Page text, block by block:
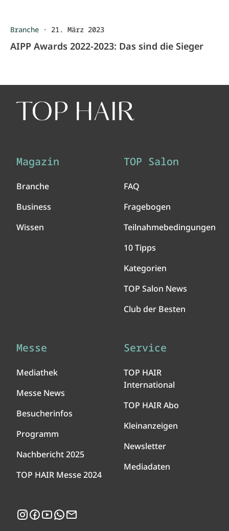
Branche · 21. März 2023
AIPP Awards 2022-2023: Das sind die Sieger
Magazin
Branche
Business
Wissen
TOP Salon
FAQ
Fragebogen
Teilnahmebedingungen
10 Tipps
Kategorien
TOP Salon News
Club der Besten
Messe
Mediathek
Messe News
Besucherinfos
Programm
Nachbericht 2025
TOP HAIR Messe 2024
Service
TOP HAIR
International
TOP HAIR Abo
Kleinanzeigen
Newsletter
Mediadaten
Instagram
Facebook
YouTubeWhatsApp